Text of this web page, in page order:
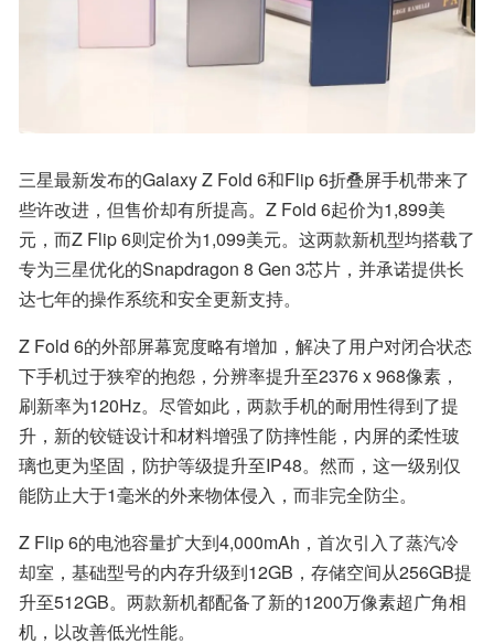
三星最新发布的Galaxy Z Fold 6和Flip 6折叠屏手机带来了
些许改进，但售价却有所提高。Z Fold 6起价为1,899美
元，而Z Flip 6则定价为1,099美元。这两款新机型均搭载了
专为三星优化的Snapdragon 8 Gen 3芯片，并承诺提供长
达七年的操作系统和安全更新支持。
Z Fold 6的外部屏幕宽度略有增加，解决了用户对闭合状态
下手机过于狭窄的抱怨，分辨率提升至2376 x 968像素，
刷新率为120Hz。尽管如此，两款手机的耐用性得到了提
升，新的铰链设计和材料增强了防摔性能，内屏的柔性玻
璃也更为坚固，防护等级提升至IP48。然而，这一级别仅
能防止大于1毫米的外来物体侵入，而非完全防尘。
Z Flip 6的电池容量扩大到4,000mAh，首次引入了蒸汽冷
却室，基础型号的内存升级到12GB，存储空间从256GB提
升至512GB。两款新机都配备了新的1200万像素超广角相
机，以改善低光性能。